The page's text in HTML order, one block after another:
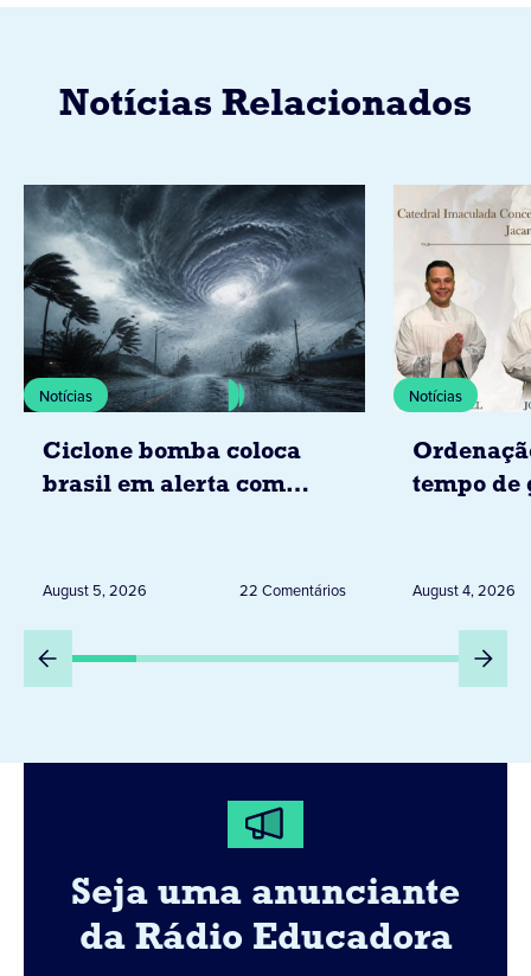
Notícias Relacionados
Notícias
Ciclone bomba coloca
brasil em alerta com
dias 6 e 8 de agosto
August 5, 2026 22 Comentários
Notícias
tempo de
August 4, 2026
Seja uma anunciante
da Rádio Educadora